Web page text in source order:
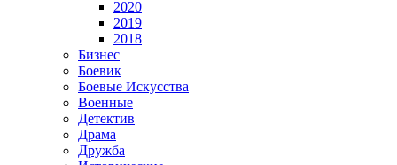
2020
2019
2018
Бизнес
Боевик
Боевые Искусства
Военные
Детектив
Драма
Дружба